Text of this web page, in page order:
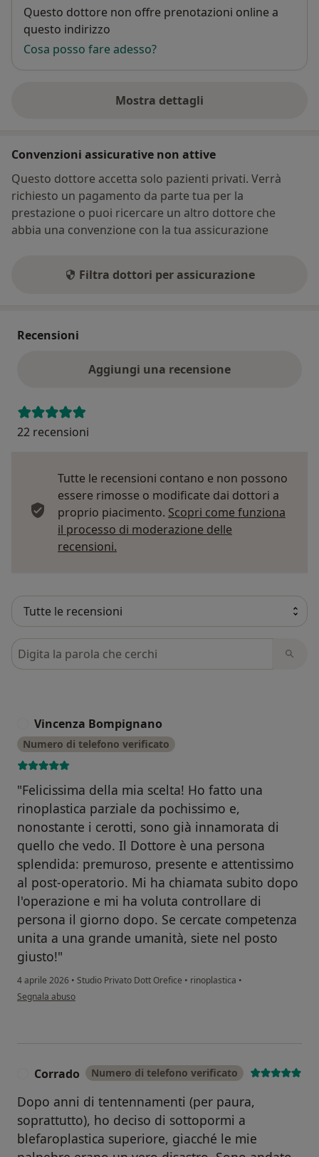
Disponibilità
Questo dottore non offre prenotazioni online a
questo indirizzo
Cosa posso fare adesso?
Mostra dettagli
sull'indirizzo
Convenzioni assicurative non attive
Questo dottore accetta solo pazienti privati. Verrà
richiesto un pagamento da parte tua per la
prestazione o puoi ricercare un altro dottore che
abbia una convenzione con la tua assicurazione
Filtra dottori per assicurazione
Recensioni
Aggiungi una recensione
22 recensioni
Tutte le recensioni contano e non possono
essere rimosse o modificate dai dottori a
proprio piacimento. Scopri come funziona
il processo di moderazione delle
recensioni.
Cerca nelle recensioni
Vincenza Bompignano
Numero di telefono verificato
"Felicissima della mia scelta! Ho fatto una
rinoplastica parziale da pochissimo e,
nonostante i cerotti, sono già innamorata di
quello che vedo. Il Dottore è una persona
splendida: premuroso, presente e attentissimo
al post-operatorio. Mi ha chiamata subito dopo
l'operazione e mi ha voluta controllare di
persona il giorno dopo. Se cercate competenza
unita a una grande umanità, siete nel posto
giusto!"
4 aprile 2026 • Studio Privato Dott Orefice • rinoplastica •
secondo l'opinione dell'utente Vincenza Bompignano
Segnala abuso
Corrado Numero di telefono verificato
Dopo anni di tentennamenti (per paura,
soprattutto), ho deciso di sottopormi a
blefaroplastica superiore, giacché le mie